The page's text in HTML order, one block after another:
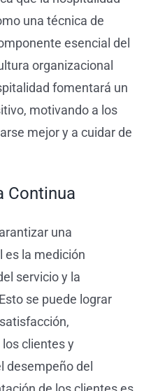
una técnica de
esencial del
organizacional
fomentará un
motivando a los
mejor y a cuidar de
Continua
una
es la medición
servicio y la
se puede lograr
clientes y
desempeño del